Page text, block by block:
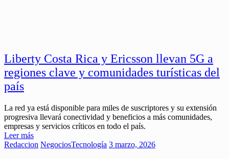
Liberty Costa Rica y Ericsson llevan 5G a
regiones clave y comunidades turísticas del
país
La red ya está disponible para miles de suscriptores y su extensión
progresiva llevará conectividad y beneficios a más comunidades,
empresas y servicios críticos en todo el país.
Leer más
Redaccion NegociosTecnología 3 marzo, 2026